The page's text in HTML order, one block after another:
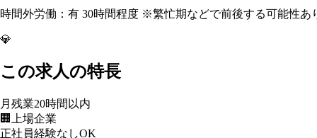
時間外労働：有 30時間程度 ※繁忙期などで前後する可能性あ
💎
この求人の特長
月残業20時間以内
🏢
上場企業
正社員経験なしOK